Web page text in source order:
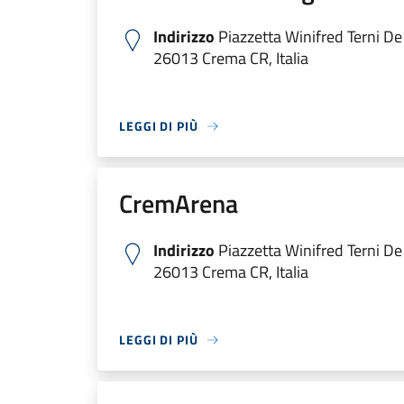
Indirizzo Piazzetta Winifred Terni
26013 Crema CR, Italia
LEGGI DI PIÙ
CremArena
Indirizzo Piazzetta Winifred Terni
26013 Crema CR, Italia
LEGGI DI PIÙ